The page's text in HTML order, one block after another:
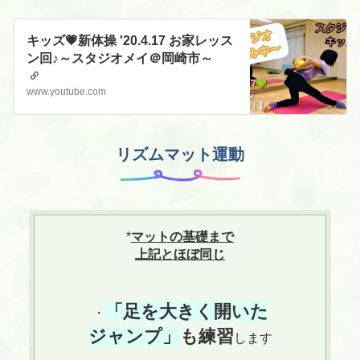
キッズ💗新体操 '20.4.17 お家レッス
ン回♪～スタジオメイ＠岡崎市～
www.youtube.com
リズムマット運動
*マットの基礎まで
上記とほぼ同じ
・ 「足を大きく開いた
ジャンプ」
も練習 します